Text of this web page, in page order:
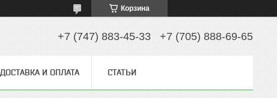
Корзина
+7 (747) 883-45-33 +7 (705) 888-69-65
ДОСТАВКА И ОПЛАТА СТАТЬИ